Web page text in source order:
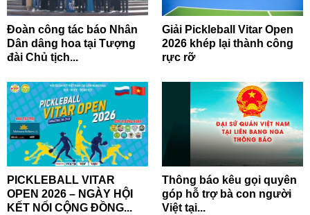
Đoàn công tác báo Nhân
Dân dâng hoa tại Tượng
đài Chủ tịch...
Giải Pickleball Vitar Open
2026 khép lại thành công
rực rỡ
PICKLEBALL VITAR
OPEN 2026 – NGÀY HỘI
KẾT NỐI CỘNG ĐỒNG...
Thông báo kêu gọi quyên
góp hỗ trợ bà con người
Việt tại...